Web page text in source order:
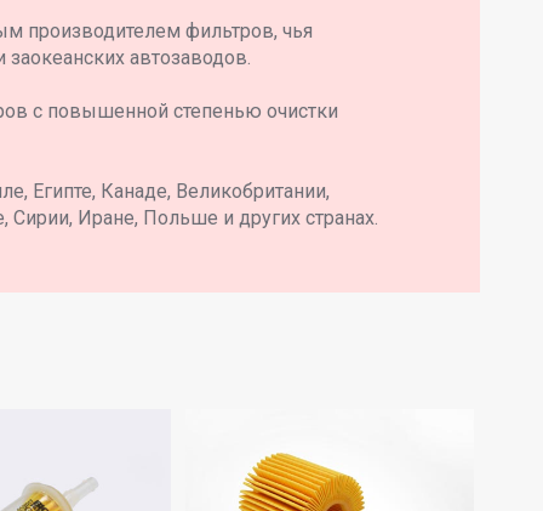
производителем фильтров, чья
автозаводов.
с повышенной степенью очистки
Египте, Канаде, Великобритании,
Сирии, Иране, Польше и других странах.